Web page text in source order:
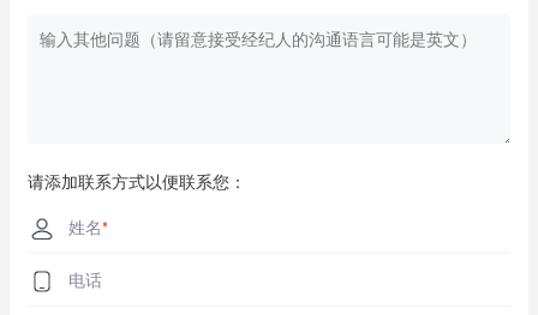
请添加联系方式以便联系您：
姓名*
电话